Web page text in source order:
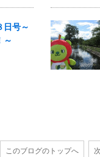
日号～
～
このブログのトップへ